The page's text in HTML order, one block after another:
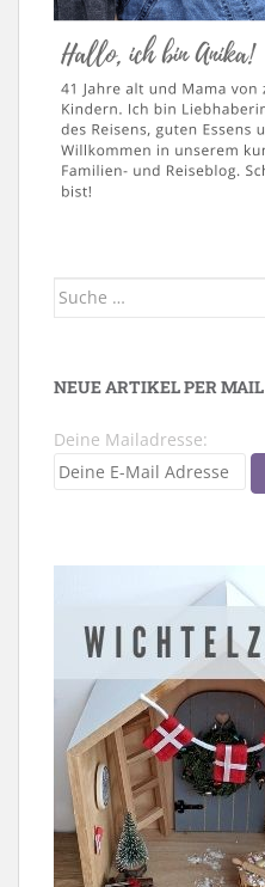
Suche
NEUE ARTIKEL PER MAIL
Deine Mailadresse: